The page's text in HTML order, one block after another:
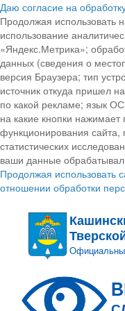
Даю согласие на
Продолжая использовать
использование
«Яндекс.Метрика»;
данных (сведения о
версия Браузера; тип
источник откуда пришел
по какой рекламе; язык
на какие кнопки
функционирования сайта,
статистических
ваши данные
Продолжая использовать
отношении обработки